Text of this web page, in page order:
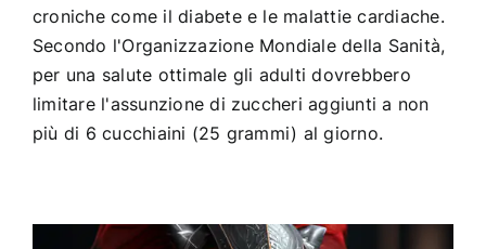
croniche come il diabete e le malattie cardiache.
Secondo l'Organizzazione Mondiale della Sanità,
per una salute ottimale gli adulti dovrebbero
limitare l'assunzione di zuccheri aggiunti a non
più di 6 cucchiaini (25 grammi) al giorno.